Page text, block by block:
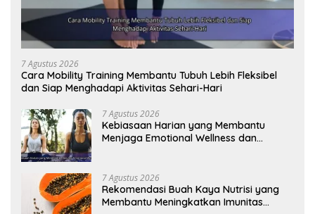
7 Agustus 2026
Cara Mobility Training Membantu Tubuh Lebih Fleksibel
dan Siap Menghadapi Aktivitas Sehari-Hari
7 Agustus 2026
Kebiasaan Harian yang Membantu
Menjaga Emotional Wellness dan
7 Agustus 2026
Rekomendasi Buah Kaya Nutrisi yang
Membantu Meningkatkan Imunitas